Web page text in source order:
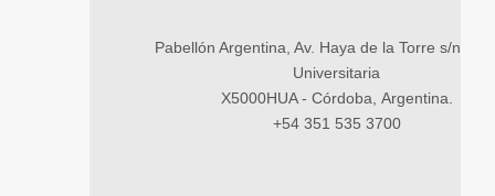
Pabellón Argentina, Av. Haya de la Torre s/n,
Universitaria
X5000HUA - Córdoba, Argentina.
+54 351 535 3700